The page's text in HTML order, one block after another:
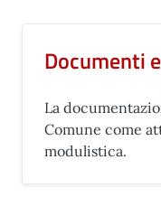
Documenti
La
Comune come
modulistica.